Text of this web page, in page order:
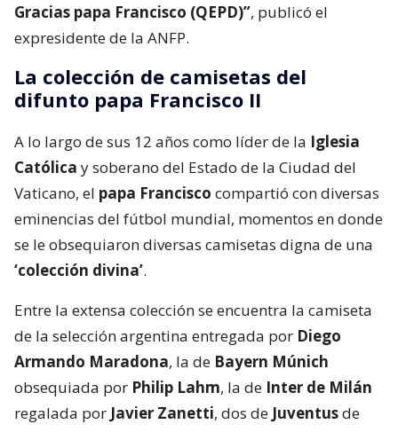
Gracias papa Francisco (QEPD)”, publicó el
expresidente de la ANFP.
La colección de camisetas del
difunto papa Francisco II
A lo largo de sus 12 años como líder de la Iglesia
Católica y soberano del Estado de la Ciudad del
Vaticano, el papa Francisco compartió con diversas
eminencias del fútbol mundial, momentos en donde
se le obsequiaron diversas camisetas digna de una
‘colección divina’.
Entre la extensa colección se encuentra la camiseta
de la selección argentina entregada por Diego
Armando Maradona, la de Bayern Múnich
obsequiada por Philip Lahm, la de Inter de Milán
regalada por Javier Zanetti, dos de Juventusde